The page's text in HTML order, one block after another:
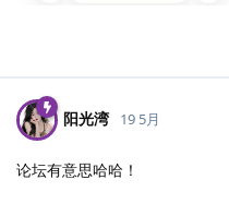
阳光湾 19 5月
论坛有意思哈哈！